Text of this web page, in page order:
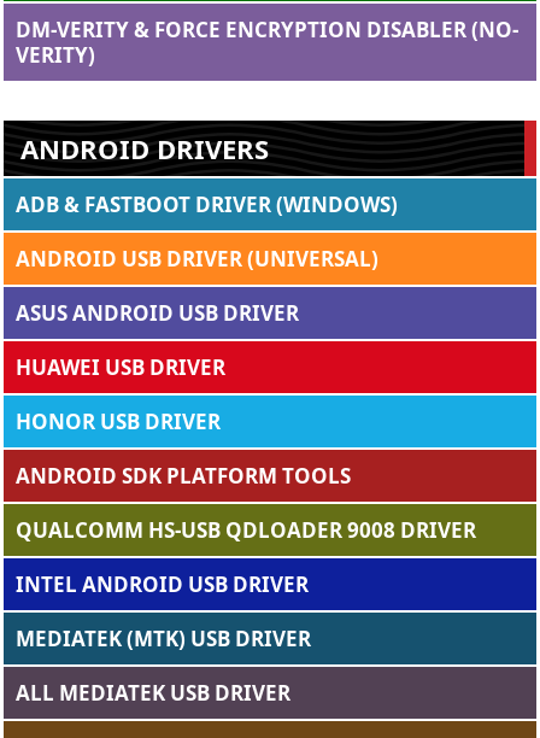
DM-VERITY & FORCE ENCRYPTION DISABLER (NO-
VERITY)
ANDROID DRIVERS
ADB & FASTBOOT DRIVER (WINDOWS)
ANDROID USB DRIVER (UNIVERSAL)
ASUS ANDROID USB DRIVER
HUAWEI USB DRIVER
HONOR USB DRIVER
ANDROID SDK PLATFORM TOOLS
QUALCOMM HS-USB QDLOADER 9008 DRIVER
INTEL ANDROID USB DRIVER
MEDIATEK (MTK) USB DRIVER
ALL MEDIATEK USB DRIVER